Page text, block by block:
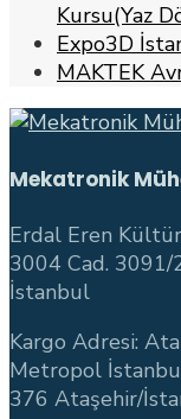
Kursu(Yaz
Expo3D
MAKTEK
Mekatronik
Erdal Eren
3004 Cad. 3091/
İstanbul
Kargo Adresi:
Metropol
376 Ataşehir/